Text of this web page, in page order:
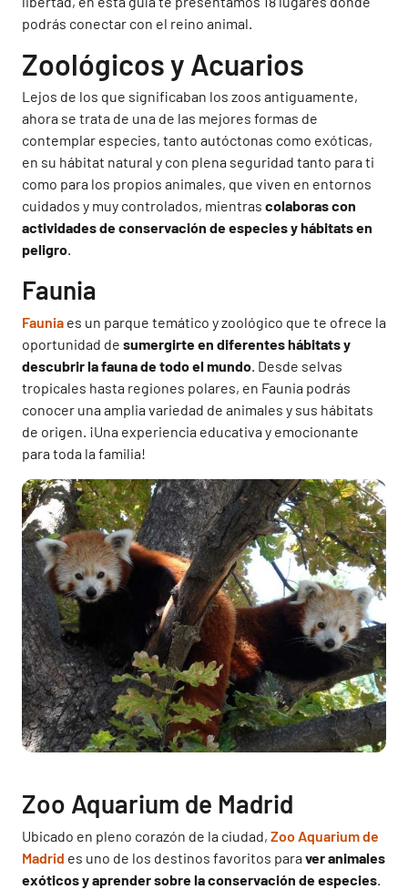
podrás conectar con el reino animal.
Zoológicos y Acuarios
Lejos de los que significaban los zoos antiguamente,
ahora se trata de una de las mejores formas de
contemplar especies, tanto autóctonas como exóticas,
en su hábitat natural y con plena seguridad tanto para ti
como para los propios animales, que viven en entornos
cuidados y muy controlados, mientras colaboras con
actividades de conservación de especies y hábitats en
peligro.
Faunia
Faunia es un parque temático y zoológico que te ofrece la
oportunidad de sumergirte en diferentes hábitats y
descubrir la fauna de todo el mundo. Desde selvas
tropicales hasta regiones polares, en Faunia podrás
conocer una amplia variedad de animales y sus hábitats
de origen. ¡Una experiencia educativa y emocionante
para toda la familia!
Zoo Aquarium de Madrid
Ubicado en pleno corazón de la ciudad, Zoo Aquarium de
Madrid es uno de los destinos favoritos paraver animales
exóticos y aprender sobre la conservación de especies.